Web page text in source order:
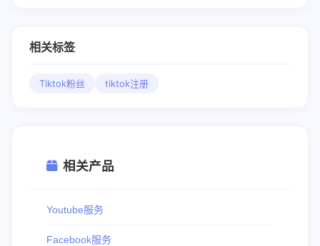
相关标签
Tiktok粉丝 tiktok注册
相关产品
Youtube服务
Facebook服务